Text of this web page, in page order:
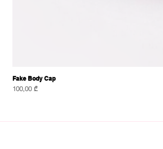
Fake Body Cap
Price
100,00 ₾